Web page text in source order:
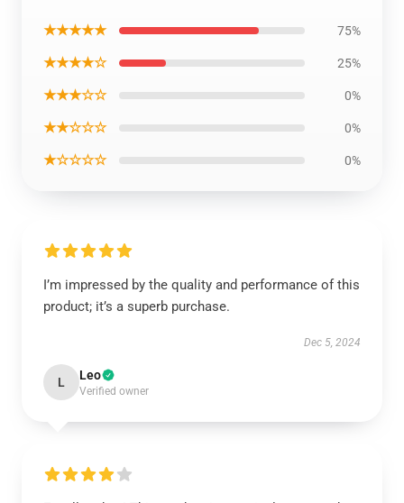
★★★★★ 75%
★★★★☆ 25%
★★★☆☆ 0%
★★☆☆☆ 0%
★☆☆☆☆ 0%
I’m impressed by the quality and performance of this
product; it’s a superb purchase.
Dec 5, 2024
L Leo
Verified owner